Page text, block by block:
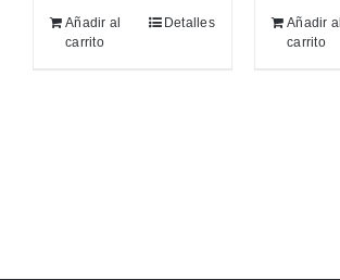
Añadir al
carrito
Detalles
Añadir al
carrito